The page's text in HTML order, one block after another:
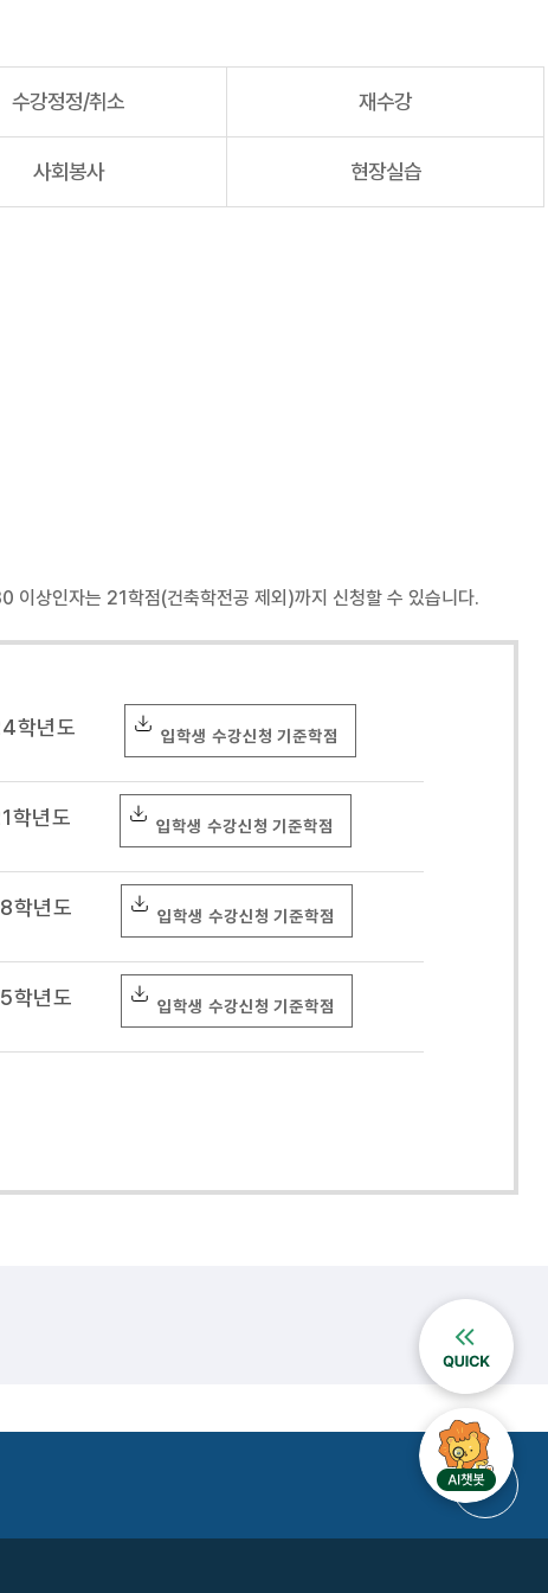
수강정정/취소 재수강
사회봉사 현장실습
이상인자는 21학점(건축학전공 제외)까지 신청할 수 있습니다.
학년도 입학생 수강신청 기준학점
학년도 입학생 수강신청 기준학점
학년도 입학생 수강신청 기준학점
학년도 입학생 수강신청 기준학점